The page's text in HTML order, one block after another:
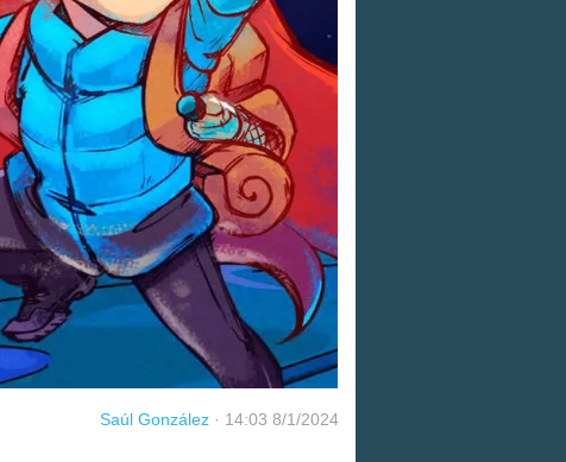
Saúl González · 14:03 8/1/2024